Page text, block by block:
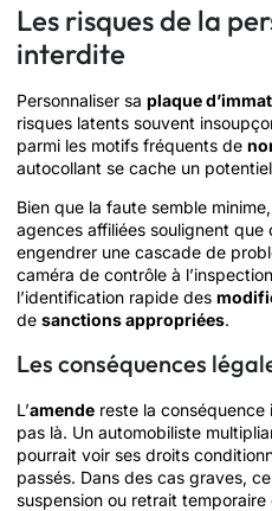
Les risques de la
interdite
Personnaliser sa plaque
risques latents souvent
parmi les motifs fréquents de
autocollant se cache un
Bien que la faute semble
agences affiliées soulignent que
engendrer une cascade de
caméra de contrôle à
l’identification rapide des
de sanctions appropriées.
Les conséquences
L’amende reste la conséquence
pas là. Un automobiliste
pourrait voir ses droits
passés. Dans des cas graves,
suspension ou retrait